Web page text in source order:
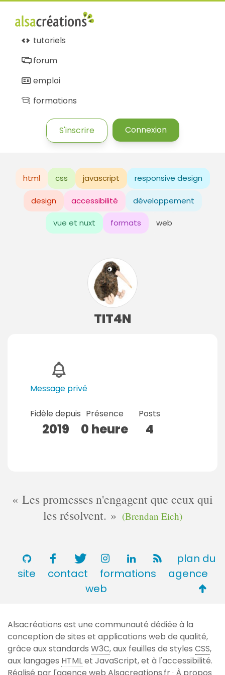
tutoriels
forum
emploi
formations
S'inscrire Connexion
html css javascript responsive design
design accessibilité développement
vue et nuxt formats web
TIT4N
Message privé
Fidèle depuis
2019
Présence
0 heure
Posts
4
Les promesses n'engagent que ceux qui
les résolvent.
(Brendan Eich)
plan du
site
contact formations
agence
web
de
page
Alsacréations est une communauté dédiée à la
conception de sites et applications web de qualité,
grâce aux standards W3C, aux feuilles de styles CSS,
aux langages HTMLet JavaScript, et à l'accessibilité.